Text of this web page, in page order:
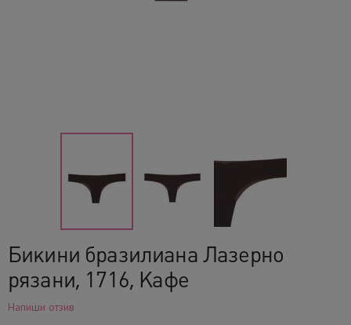
Бикини бразилиана Лазерно
рязани, 1716, Кафе
Напиши отзив